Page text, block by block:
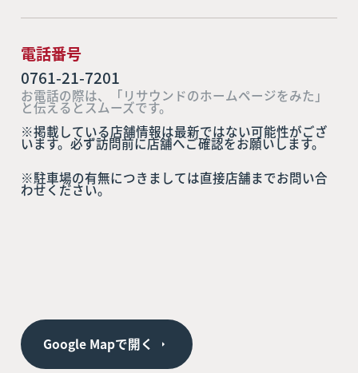
電話番号
0761-21-7201
お電話の際は、「リサウンドのホームページをみた」
と伝えるとスムーズです。
※掲載している店舗情報は最新ではない可能性がござ
います。必ず訪問前に店舗へご確認をお願いします。
※駐車場の有無につきましては直接店舗までお問い合
わせください。
Google Mapで開く